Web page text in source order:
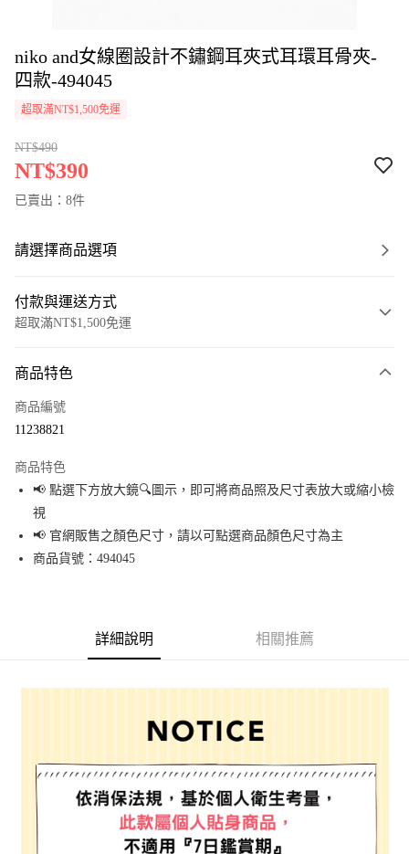
niko and女線圈設計不鏽鋼耳夾式耳環耳骨夾-
四款-494045
超取滿NT$1,500免運
NT$490
NT$390
已賣出：8件
請選擇商品選項
付款與運送方式
超取滿NT$1,500免運
信用卡一次付款
Apple Pay
街口支付
悠遊付
大哥付你分期
2.付款方式選擇「大哥付你分期」，訂單成立後會自動跳轉到大哥付的交易
成交易。
3.實際核准額度、可分期數及費用金額請依後續交易確認頁面所載為準。
4.訂單成立30分鐘內，如未前往確認交易或遇審核未通過，訂單將自動取
消。如遇「轉專審核」未通過狀況，表示未達大哥付你分期系統評分，恕無
AFTEE先享後付是「在收到商品之後才付款」的支付方式。 讓您購物簡單便
利好安心！
１．簡單：不需註冊會員、不需綁卡、不需儲值。
２．便利：只要手機號碼，簡訊認證，即可結帳。
３．安心：先確認商品／服務後，再付款。
運送方式
全家 取貨付款
每筆NT$80，滿NT$1,500(含以上)免運費
商品特色
商品編號
11238821
商品特色
📢 點選下方放大鏡🔍圖示，即可將商品照及尺寸表放大或縮小檢
視
📢 官網販售之顏色尺寸，請以可點選商品顏色尺寸為主
商品貨號：494045
詳細說明 相關推薦